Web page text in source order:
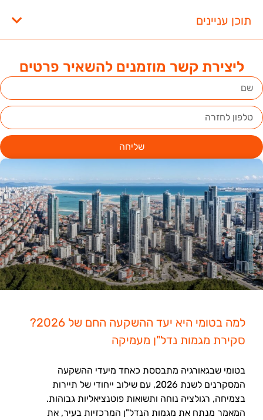
ליצירת קשר מוזמנים להשאיר פרטים
שליחה
למה בטומי היא יעד ההשקעה החם של 2026?
סקירת מגמות נדל"ן מעמיקה
בטומי שבגאורגיה מתבססת כאחד מיעדי ההשקעה
המסקרנים לשנת 2026, עם שילוב ייחודי של תיירות
בצמיחה, רגולציה נוחה ותשואות פוטנציאליות גבוהות.
המאמר מנתח את מגמות הנדל"ן המרכזיות בעיר, את
תוכן עניינים